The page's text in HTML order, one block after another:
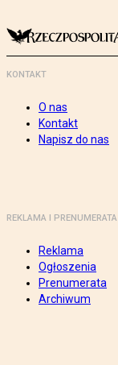
KONTAKT
O nas
Kontakt
Napisz do nas
REKLAMA I PRENUMERATA
Reklama
Ogłoszenia
Prenumerata
Archiwum